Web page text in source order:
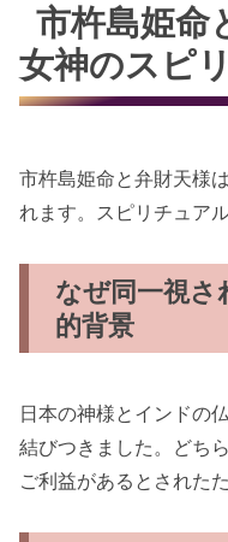
市杵島姫命
女神のスピ
市杵島姫命と弁財天様
れます。スピリチュア
なぜ同一視さ
的背景
日本の神様とインドの
結びつきました。どち
ご利益があるとされたた